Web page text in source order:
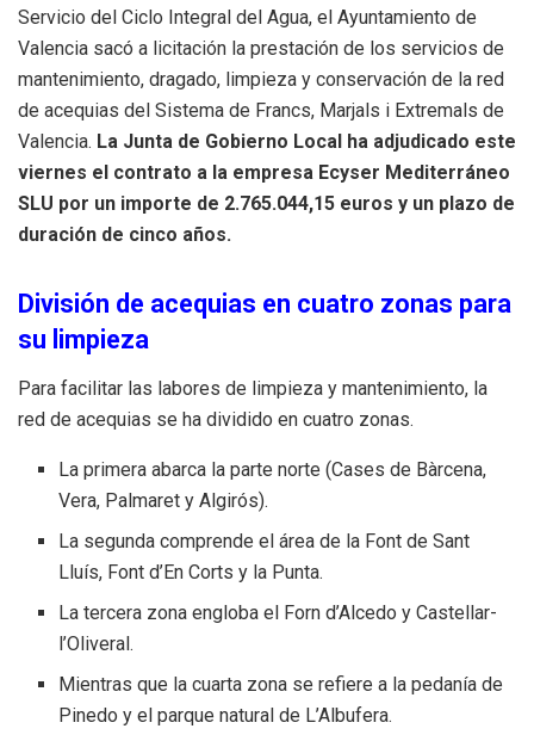
Servicio del Ciclo Integral del Agua, el Ayuntamiento de
Valencia sacó a licitación la prestación de los servicios de
mantenimiento, dragado, limpieza y conservación de la red
de acequias del Sistema de Francs, Marjals i Extremals de
Valencia. La Junta de Gobierno Local ha adjudicado este
viernes el contrato a la empresa Ecyser Mediterráneo
SLU por un importe de 2.765.044,15 euros y un plazo de
duración de cinco años.
División de acequias en cuatro zonas para
su limpieza
Para facilitar las labores de limpieza y mantenimiento, la
red de acequias se ha dividido en cuatro zonas.
La primera abarca la parte norte (Cases de Bàrcena,
Vera, Palmaret y Algirós).
La segunda comprende el área de la Font de Sant
Lluís, Font d’En Corts y la Punta.
La tercera zona engloba el Forn d’Alcedo y Castellar-
l’Oliveral.
Mientras que la cuarta zona se refiere a la pedanía de
Pinedo y el parque natural de L’Albufera.